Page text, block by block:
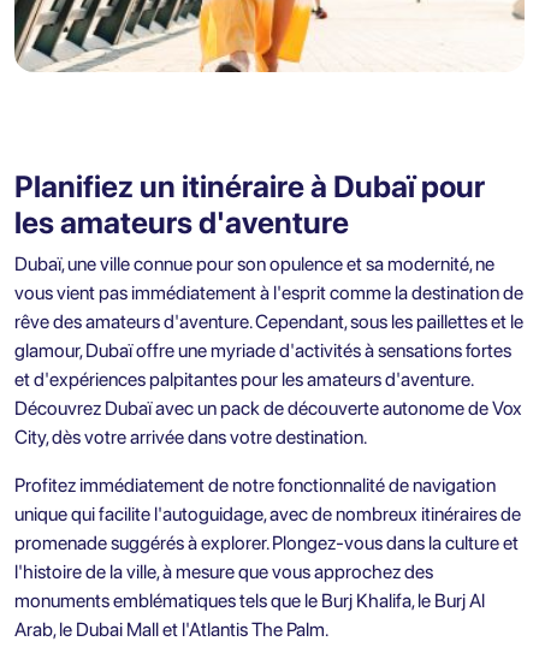
Planifiez un itinéraire à Dubaï pour
les amateurs d'aventure
Dubaï, une ville connue pour son opulence et sa modernité, ne
vous vient pas immédiatement à l'esprit comme la destination de
rêve des amateurs d'aventure. Cependant, sous les paillettes et le
glamour, Dubaï offre une myriade d'activités à sensations fortes
et d'expériences palpitantes pour les amateurs d'aventure.
Découvrez Dubaï avec unpack de découverte autonome de Vox
City, dès votre arrivée dans votre destination.
Profitez immédiatement de notre fonctionnalité de navigation
unique qui facilite l'autoguidage, avec de nombreux itinéraires de
promenade suggérés à explorer. Plongez-vous dans la culture et
l'histoire de la ville, à mesure que vous approchez des
monuments emblématiques tels que le Burj Khalifa, le Burj Al
Arab, le Dubai Mall et l'Atlantis The Palm.